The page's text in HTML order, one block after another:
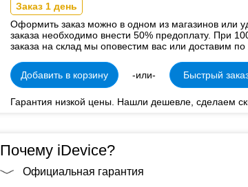
Заказ 1 день
Оформить заказ можно в одном из магазинов или
заказа необходимо внести 50% предоплату. При
заказа на склад мы оповестим вас или доставим
Добавить в корзину -или- Быстрый
Гарантия низкой цены. Нашли дешевле, сделаем
Почему iDevice?
Официальная гарантия